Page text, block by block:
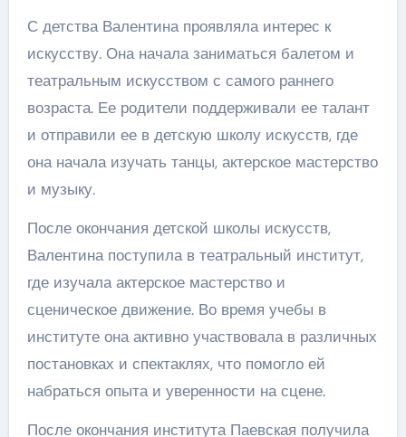
С детства Валентина проявляла интерес к
искусству. Она начала заниматься балетом и
театральным искусством с самого раннего
возраста. Ее родители поддерживали ее талант
и отправили ее в детскую школу искусств, где
она начала изучать танцы, актерское мастерство
и музыку.
После окончания детской школы искусств,
Валентина поступила в театральный институт,
где изучала актерское мастерство и
сценическое движение. Во время учебы в
институте она активно участвовала в различных
постановках и спектаклях, что помогло ей
набраться опыта и уверенности на сцене.
После окончания института Паевская получила